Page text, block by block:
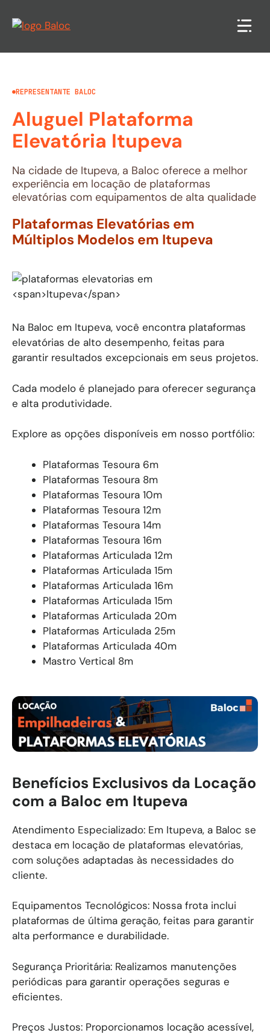
para
conteúdo
REPRESENTANTE BALOC
Aluguel Plataforma
Elevatória Itupeva
Na cidade de Itupeva, a Baloc oferece a melhor
experiência em locação de plataformas
elevatórias com equipamentos de alta qualidade
Plataformas Elevatórias em
Múltiplos Modelos em Itupeva
Na Baloc em Itupeva, você encontra plataformas
elevatórias de alto desempenho, feitas para
garantir resultados excepcionais em seus projetos.
Cada modelo é planejado para oferecer segurança
e alta produtividade.
Explore as opções disponíveis em nosso portfólio:
Plataformas Tesoura 6m
Plataformas Tesoura 8m
Plataformas Tesoura 10m
Plataformas Tesoura 12m
Plataformas Tesoura 14m
Plataformas Tesoura 16m
Plataformas Articulada 12m
Plataformas Articulada 15m
Plataformas Articulada 16m
Plataformas Articulada 15m
Plataformas Articulada 20m
Plataformas Articulada 25m
Plataformas Articulada 40m
Mastro Vertical 8m
Benefícios Exclusivos da Locação
com a Baloc em Itupeva
Atendimento Especializado: Em Itupeva, a Baloc se
destaca em locação de plataformas elevatórias,
com soluções adaptadas às necessidades do
cliente.
Equipamentos Tecnológicos: Nossa frota inclui
plataformas de última geração, feitas para garantir
alta performance e durabilidade.
Segurança Prioritária: Realizamos manutenções
periódicas para garantir operações seguras e
eficientes.
Preços Justos: Proporcionamos locação acessível,